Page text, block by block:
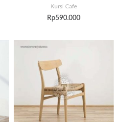
Kursi Cafe
Rp590.000